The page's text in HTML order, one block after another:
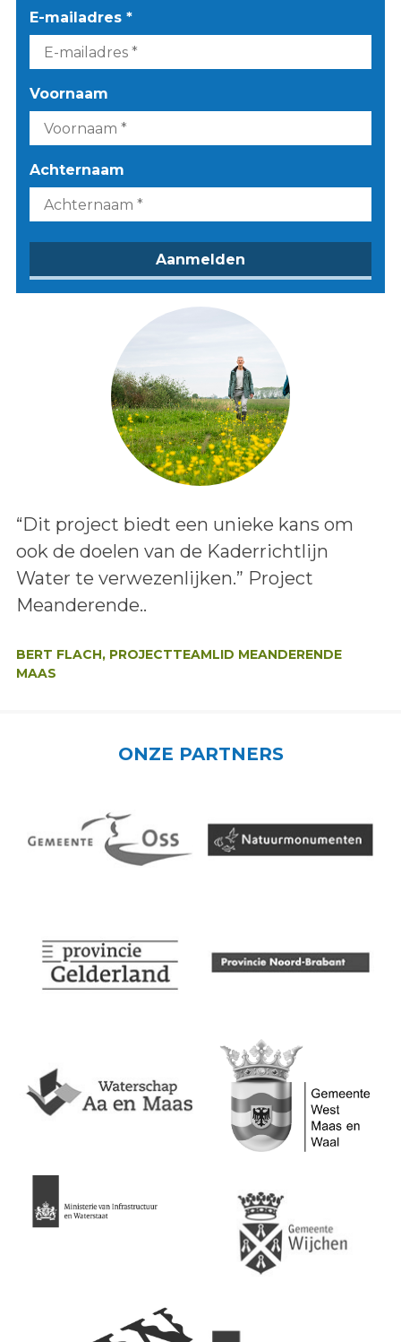
E-mailadres *
Voornaam
Achternaam
Lees het bericht:
“Dit project biedt een unieke kans om
ook de doelen van de Kaderrichtlijn
Water te verwezenlijken.” Project
Meanderende..
BERT FLACH, PROJECTTEAMLID MEANDERENDE
MAAS
ONZE PARTNERS